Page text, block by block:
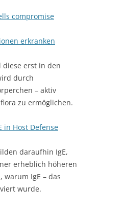
compromise
erkranken
diese erst in den
durch
– aktiv
zu ermöglichen.
in Host Defense
daraufhin IgE,
erheblich höheren
warum IgE – das
wurde.